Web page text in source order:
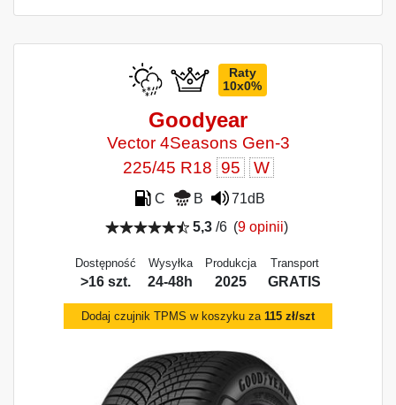
Raty
10x0%
Goodyear
Vector 4Seasons Gen-3
225/45 R18 95 W
C B
71dB
5,3 /6 (9 opinii)
Dostępność
>16 szt.
Wysyłka
24-48h
Produkcja
2025
Transport
GRATIS
Dodaj czujnik TPMS w koszyku za 115 zł/szt